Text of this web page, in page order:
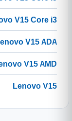
V15 Core i3
V15 ADA
V15 AMD
Lenovo V15